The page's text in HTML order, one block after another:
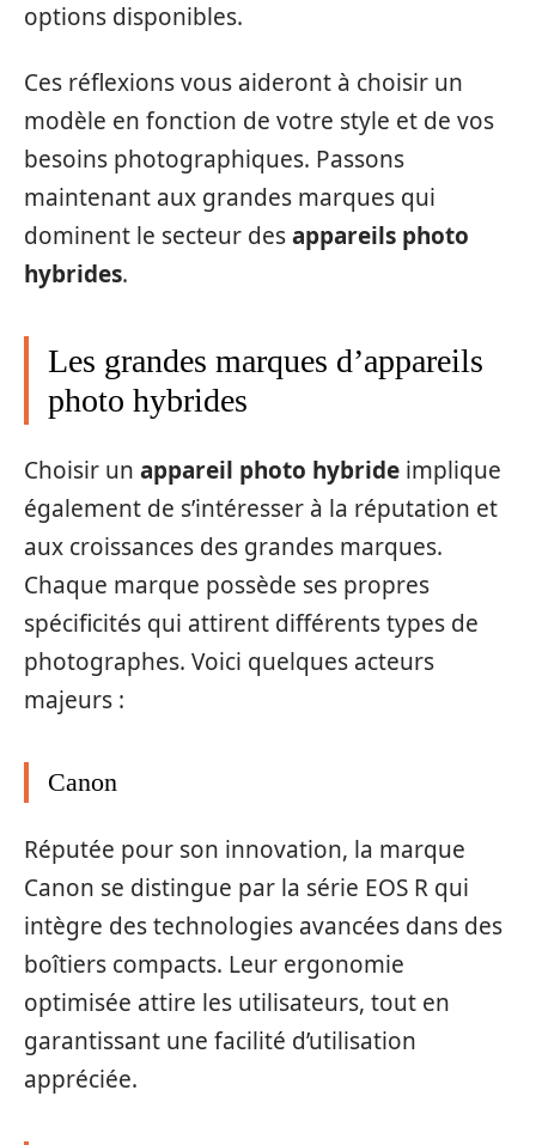
options disponibles.
Ces réflexions vous aideront à choisir un
modèle en fonction de votre style et de vos
besoins photographiques. Passons
maintenant aux grandes marques qui
dominent le secteur desappareils photo
hybrides.
Les grandes marques d’appareils
photo hybrides
Choisir un appareil photo hybride implique
également de s’intéresser à la réputation et
aux croissances des grandes marques.
Chaque marque possède ses propres
spécificités qui attirent différents types de
photographes. Voici quelques acteurs
majeurs :
Canon
Réputée pour son innovation, la marque
Canon se distingue par la série EOS R qui
intègre des technologies avancées dans des
boîtiers compacts. Leur ergonomie
optimisée attire les utilisateurs, tout en
garantissant une facilité d’utilisation
appréciée.